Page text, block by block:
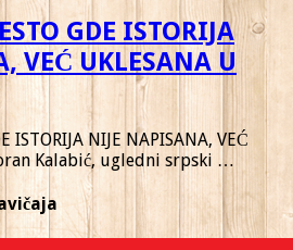
GDE ISTORIJA
VEĆ UKLESANA U
ISTORIJA NIJE NAPISANA, VEĆ
Kalabić, ugledni srpski …